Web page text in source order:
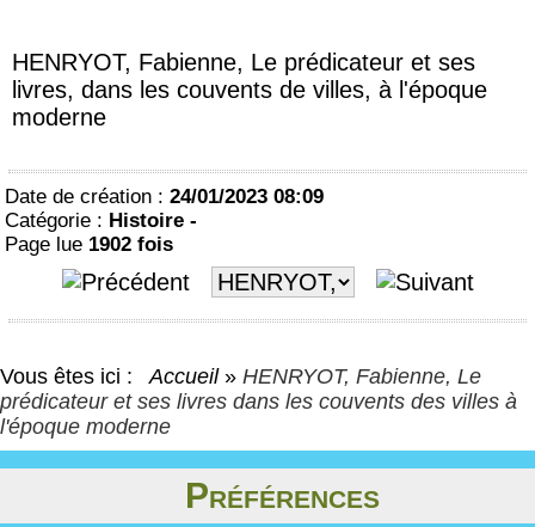
HENRYOT, Fabienne, Le prédicateur et ses
livres, dans les couvents de villes, à l'époque
moderne
Date de création : 24/01/2023 08:09
Catégorie : Histoire -
Page lue 1902 fois
Vous êtes ici : Accueil » HENRYOT, Fabienne, Le
prédicateur et ses livres dans les couvents des villes à
l'époque moderne
Préférences